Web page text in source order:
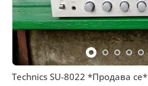
Technics SU-8022 *Продава се*